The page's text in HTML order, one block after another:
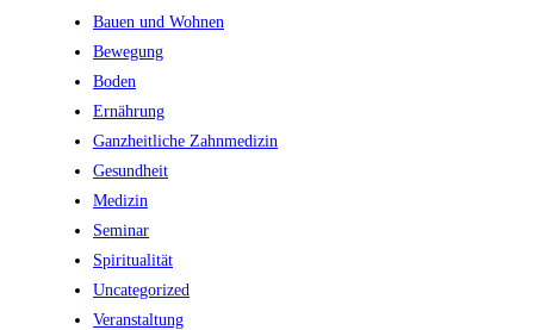
Bauen und Wohnen
Bewegung
Boden
Ernährung
Ganzheitliche Zahnmedizin
Gesundheit
Medizin
Seminar
Spiritualität
Uncategorized
Veranstaltung